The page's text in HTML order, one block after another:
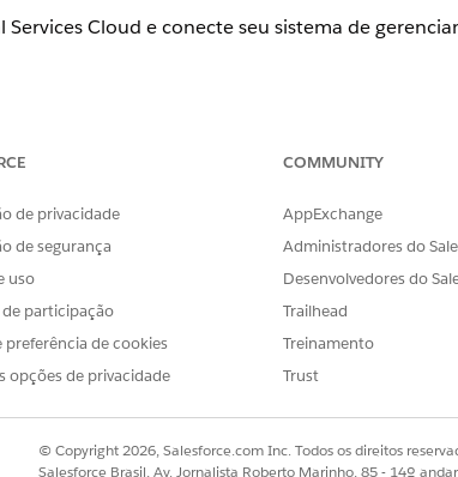
Cloud e conecte seu sistema de
em que o Financial Services
PERMISSÕES DE USUÁRIO NECESSÁRIAS
Personalizar
financeiros
conectando o Salesforce a sistemas de
de privacidade
de segurança
uso
participação
preferência de cookies
opções de privacidade
COMMUNITY
AppExchange
Administradores do
Desenvolvedores do
Trailhead
Treinamento
Trust
© Copyright 2026, Salesforce.com Inc. Todos os direitos
Salesforce Brasil, Av. Jornalista Roberto Marinho, 85 - 14º